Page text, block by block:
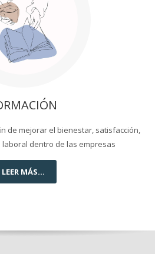
de mejorar el bienestar, satisfacción,
dentro de las empresas
LEER MÁS...